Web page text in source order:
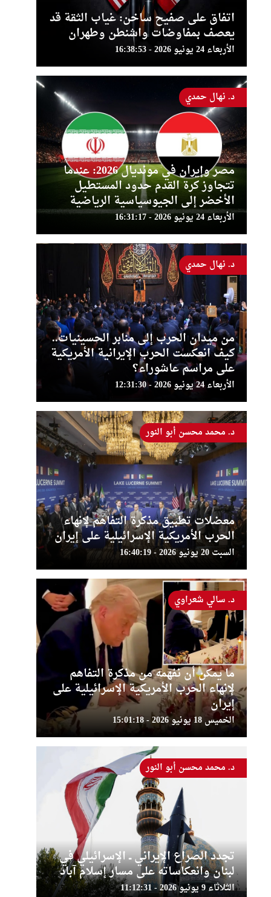
اتفاق على صفيح ساخن: غياب الثقة قد
يعصف بمفاوضات واشنطن وطهران
الأربعاء 24 يونيو 2026 - 16:38:53
مصر وإيران في مونديال 2026: عندما
تتجاوز كرة القدم حدود المستطيل
الأخضر إلى الجيوسياسية الرياضية
الأربعاء 24 يونيو 2026 - 16:31:17
د. نهال حمدي
من ميدان الحرب إلى منابر الحسينيات..
كيف انعكست الحرب الإيرانية الأمريكية
على مراسم عاشوراء؟
الأربعاء 24 يونيو 2026 - 12:31:30
د. نهال حمدي
معضلات تطبيق مذكرة التفاهم لإنهاء
الحرب الأمريكية الإسرائيلية على إيران
السبت 20 يونيو 2026 - 16:40:19
د. محمد محسن أبو النور
ما يمكن أن نفهمه من مذكرة التفاهم
لإنهاء الحرب الأمريكية الإسرائيلية على
إيران
الخميس 18 يونيو 2026 - 15:01:18
د. سالي شعراوي
تجدد الصراع الإيراني ــ الإسرائيلي في
لبنان وانعكاساته على مسار إسلام آباد
الثلاثاء 9 يونيو 2026 - 11:12:31
د. محمد محسن أبو النور